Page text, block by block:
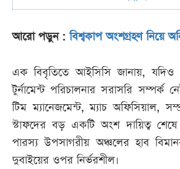
আরো পড়ুন :বিশ্বকাপ অংশগ্রহণ নিয়ে
এক বিবৃতিতে আইসিসি জানায়,
টুর্নামেন্ট পরিচালনার সরাসরি সম্পর্ক
টিম ম্যানেজমেন্ট, ম্যাচ অফিসিয়াল,
স্টাফদের বড় একটি অংশ দায়িত্ব
পারস্য উপসাগরীয় অঞ্চলের হাব
দুবাইয়ের ওপর নির্ভরশীল।